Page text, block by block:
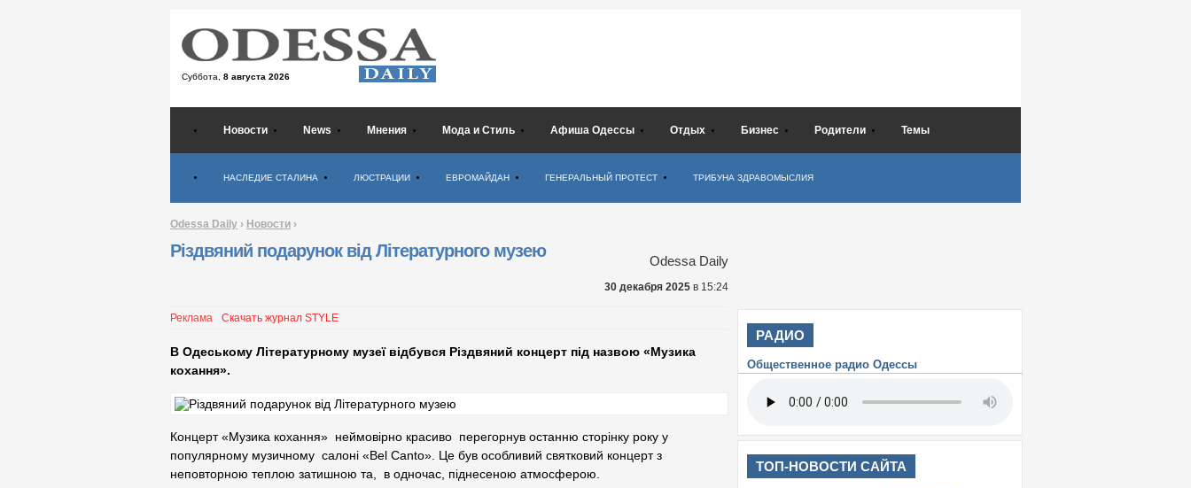
Суббота, 8 августа 2026
Новости News Мнения Мода и Стиль Афиша Одессы Отдых Бизнес Родители Темы
НАСЛЕДИЕ СТАЛИНА ЛЮСТРАЦИИ ЕВРОМАЙДАН ГЕНЕРАЛЬНЫЙ ПРОТЕСТ ТРИБУНА ЗДРАВОМЫСЛИЯ
Odessa Daily › Новости ›
Різдвяний подарунок вiд Лiтературного музею
Odessa Daily
30 декабря 2025 в 15:24
Реклама Скачать журнал STYLE
В Одеському Літературному музеї відбувся Різдвяний концерт під назвою «Музика
кохання».
Концерт «Музика кохання» неймовірно красиво перегорнув останню сторінку року у
популярному музичному салоні «Bel Canto». Це був особливий святковий концерт з
неповторною теплою затишною та, в одночас, піднесеною атмосферою.
РАДИО
Общественное радио Одессы
ТОП-НОВОСТИ САЙТА